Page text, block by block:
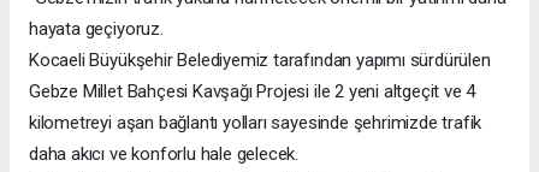
hayata geçiyoruz.
Kocaeli Büyükşehir Belediyemiz tarafından yapımı sürdürülen
Gebze Millet Bahçesi Kavşağı Projesi ile 2 yeni altgeçit ve 4
kilometreyi aşan bağlantı yolları sayesinde şehrimizde trafik
daha akıcı ve konforlu hale gelecek.